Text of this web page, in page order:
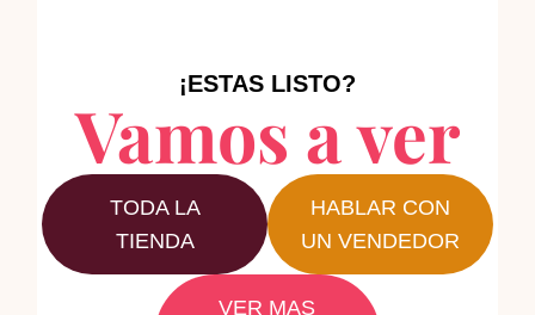
¡ESTAS LISTO?
Vamos a ver
TODA LA
TIENDA
HABLAR CON
UN VENDEDOR
VER MAS